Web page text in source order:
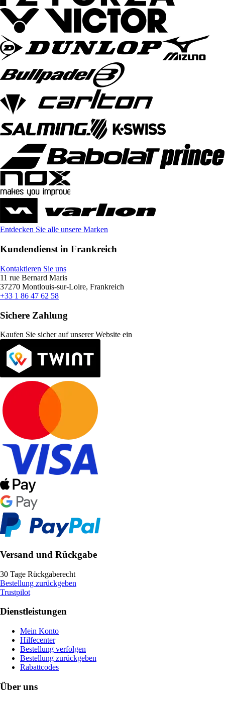
Entdecken Sie alle unsere Marken
Kundendienst in Frankreich
Kontaktieren Sie uns
11 rue Bernard Maris
37270 Montlouis-sur-Loire, Frankreich
+33 1 86 47 62 58
Sichere Zahlung
Kaufen Sie sicher auf unserer Website ein
Versand und Rückgabe
30 Tage Rückgaberecht
Bestellung zurückgeben
Trustpilot
Dienstleistungen
Mein Konto
Hilfecenter
Bestellung verfolgen
Bestellung zurückgeben
Rabattcodes
Über uns